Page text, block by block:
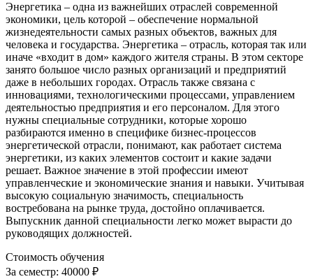
Энергетика – одна из важнейших отраслей современной
экономики, цель которой – обеспечение нормальной
жизнедеятельности самых разных объектов, важных для
человека и государства. Энергетика – отрасль, которая так или
иначе «входит в дом» каждого жителя страны. В этом секторе
занято большое число разных организаций и предприятий
даже в небольших городах. Отрасль также связана с
инновациями, технологическими процессами, управлением
деятельностью предприятия и его персоналом. Для этого
нужны специальные сотрудники, которые хорошо
разбираются именно в специфике бизнес-процессов
энергетической отрасли, понимают, как работает система
энергетики, из каких элементов состоит и какие задачи
решает. Важное значение в этой профессии имеют
управленческие и экономические знания и навыки. Учитывая
высокую социальную значимость, специальность
востребована на рынке труда, достойно оплачивается.
Выпускник данной специальности легко может вырасти до
руководящих должностей.
Стоимость обучения
За семестр: 40000 ₽